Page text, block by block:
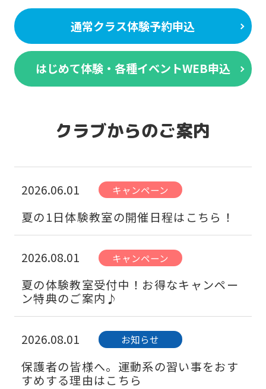
通常クラス体験予約申込
はじめて体験・各種イベントWEB申込
クラブからのご案内
2026.06.01 キャンペーン
夏の1日体験教室の開催日程はこちら！
2026.08.01 キャンペーン
夏の体験教室受付中！お得なキャンペー
ン特典のご案内♪
2026.08.01 お知らせ
保護者の皆様へ。運動系の習い事をおす
すめする理由はこちら